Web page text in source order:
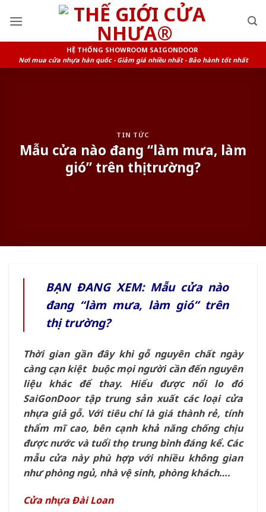
HỆ THỐNG SHOWROOM SAIGONDOOR
Nơi mua cửa nhựa hàn quốc - Giảm giá nhiều nhất - Bảo hành tốt nhất
TIN TỨC
Mẫu cửa nào đang “làm mưa, làm
gió” trên thị trường?
BẠN ĐANG XEM: Mẫu cửa nào
đang “làm mưa, làm gió” trên
thị trường?
Thời gian gần đây khi gỗ nguyên chất ngày
càng cạn kiệt buộc mọi người cần đến nguyên
liệu khác để thay. Hiểu được nổi lo đó
SaiGonDoor tập trung sản xuất các loại cửa
nhựa giả gỗ. Với tiêu chí là giá thành rẻ, tính
thẩm mĩ cao, bên cạnhkhả năng chống chịu
được nướcvà tuổi thọ trung bình đáng kể. Các
mẫu cửa này phù hợp với nhiều không gian
như phòng ngủ, nhà vệ sinh, phòng khách….
Cửa nhựa Đài Loan